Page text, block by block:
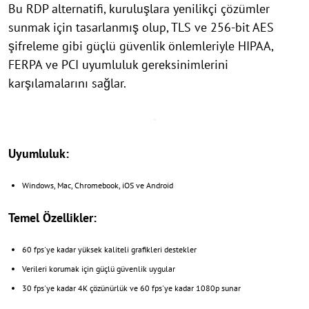
Bu RDP alternatifi, kuruluşlara yenilikçi çözümler
sunmak için tasarlanmış olup, TLS ve 256-bit AES
şifreleme gibi güçlü güvenlik önlemleriyle HIPAA,
FERPA ve PCI uyumluluk gereksinimlerini
karşılamalarını sağlar.
Uyumluluk:
Windows, Mac, Chromebook, iOS ve Android
Temel Özellikler:
60 fps'ye kadar yüksek kaliteli grafikleri destekler
Verileri korumak için güçlü güvenlik uygular
30 fps'ye kadar 4K çözünürlük ve 60 fps'ye kadar 1080p sunar